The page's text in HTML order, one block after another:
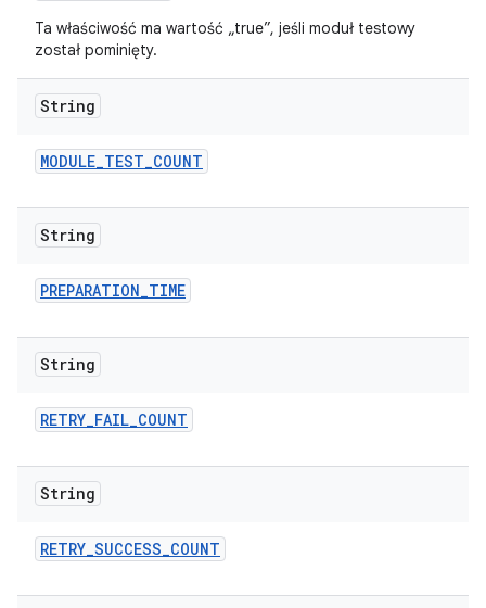
Ta właściwość ma wartość „true”, jeśli moduł testowy
został pominięty.
String
MODULE_TEST_COUNT
String
PREPARATION_TIME
String
RETRY_FAIL_COUNT
String
RETRY_SUCCESS_COUNT